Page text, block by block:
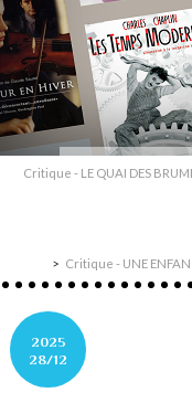
Critique - LE QUAI DES
Critique - UNE
2025
28/12